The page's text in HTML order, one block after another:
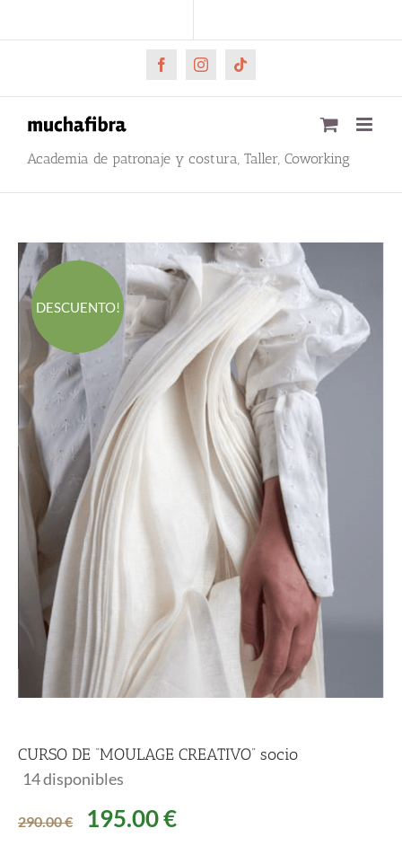
al
FacebookInstagramTiktok
Academia de patronaje y costura, Taller, Coworking
DESCUENTO!
CURSO DE “MOULAGE CREATIVO” socio
14 disponibles
290.00€
El
195.00€El